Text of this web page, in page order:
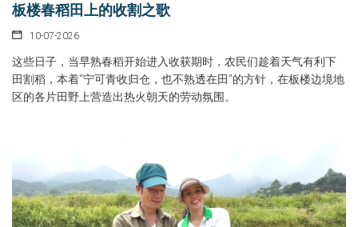
板楼春稻田上的收割之歌
10-07-2026
这些日子，当早熟春稻开始进入收获期时，农民们趁着天气有利下
田割稻，本着“宁可青收归仓，也不熟透在田”的方针，在板楼边境地
区的各片田野上营造出热火朝天的劳动氛围。